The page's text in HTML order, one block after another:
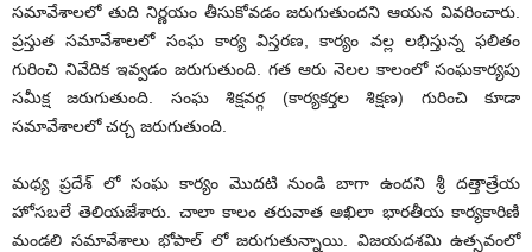
సమావేశాలలో తుది నిర్ణయం తీసుకోవడం జరుగుతుందని ఆయన వివరించారు.
ప్రస్తుత సమావేశాలలో సంఘ కార్య విస్తరణ, కార్యం వల్ల లభిస్తున్న ఫలితం
గురించి నివేదిక ఇవ్వడం జరుగుతుంది. గత ఆరు నెలల కాలంలో సంఘకార్యపు
సమీక్ష జరుగుతుంది. సంఘ శిక్షవర్గ (కార్యకర్తల శిక్షణ) గురించి కూడా
సమావేశాలలో చర్చ జరుగుతుంది.
మధ్య ప్రదేశ్ లో సంఘ కార్యం మొదటి నుండి బాగా ఉందని శ్రీ దత్తాత్రేయ
హోసబలే తెలియజేశారు. చాలా కాలం తరువాత అఖిలా భారతీయ కార్యకారిణి
మండలి సమావేశాలు భోపాల్ లో జరుగుతున్నాయి. విజయదశమి ఉత్సవంలో